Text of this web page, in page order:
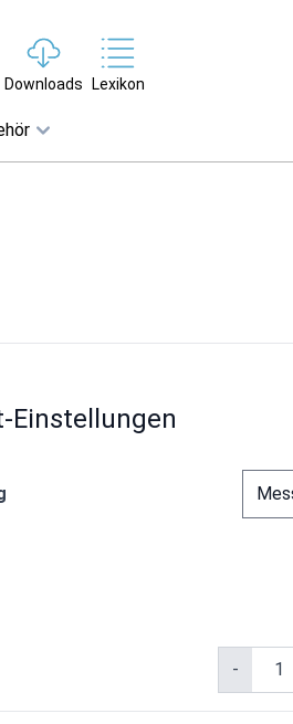
Downloads Lexikon
Einstellungen
-